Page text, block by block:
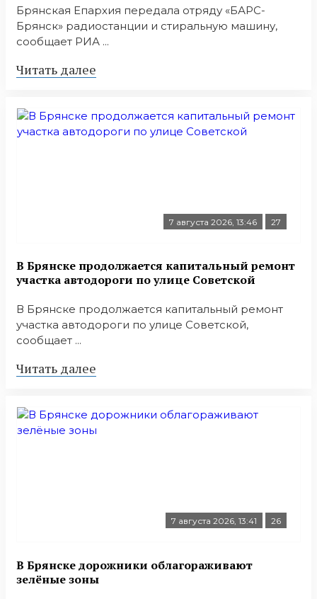
Брянская Епархия передала отряду «БАРС-
Брянск» радиостанции и стиральную машину,
сообщает РИА ...
Читать далее
7 августа 2026, 13:46 27
В Брянске продолжается капитальный ремонт
участка автодороги по улице Советской
В Брянске продолжается капитальный ремонт
участка автодороги по улице Советской,
сообщает ...
Читать далее
7 августа 2026, 13:41 26
В Брянске дорожники облагораживают
зелёные зоны